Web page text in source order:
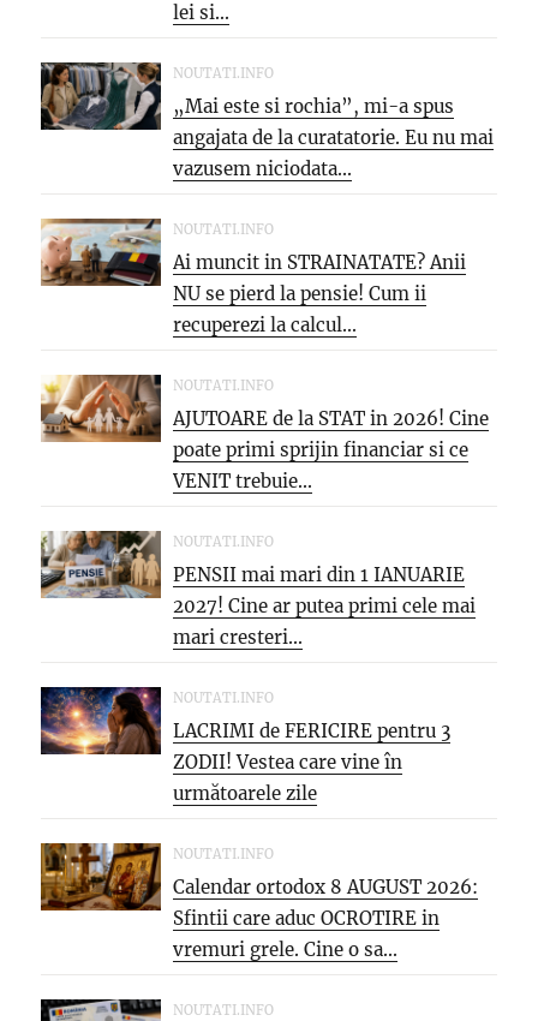
lei si...
NOUTATI.INFO
„Mai este si rochia”, mi-a spus
angajata de la curatatorie. Eu nu mai
vazusem niciodata...
NOUTATI.INFO
Ai muncit in STRAINATATE? Anii
NU se pierd la pensie! Cum ii
recuperezi la calcul...
NOUTATI.INFO
AJUTOARE de la STAT in 2026! Cine
poate primi sprijin financiar si ce
VENIT trebuie...
NOUTATI.INFO
PENSII mai mari din 1 IANUARIE
2027! Cine ar putea primi cele mai
mari cresteri...
NOUTATI.INFO
LACRIMI de FERICIRE pentru 3
ZODII! Vestea care vine în
următoarele zile
NOUTATI.INFO
Calendar ortodox 8 AUGUST 2026:
Sfintii care aduc OCROTIRE in
vremuri grele. Cine o sa...
NOUTATI.INFO